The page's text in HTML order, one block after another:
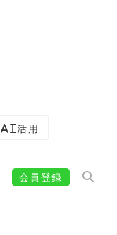
AI活用
会員登録